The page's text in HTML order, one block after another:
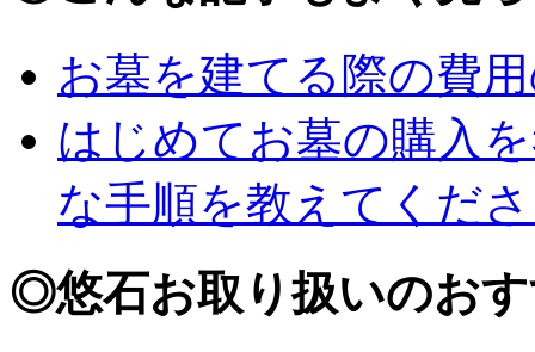
お墓を建てる際の費
はじめてお墓の購入
な手順を教えてくだ
◎悠石お取り扱いのお